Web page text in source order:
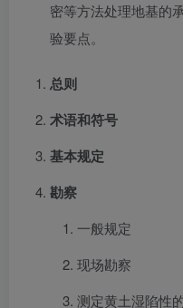
密等方法处理地基的
验要点。
总则
术语和符号
基本规定
勘察
一般规定
现场勘察
测定黄土湿陷性